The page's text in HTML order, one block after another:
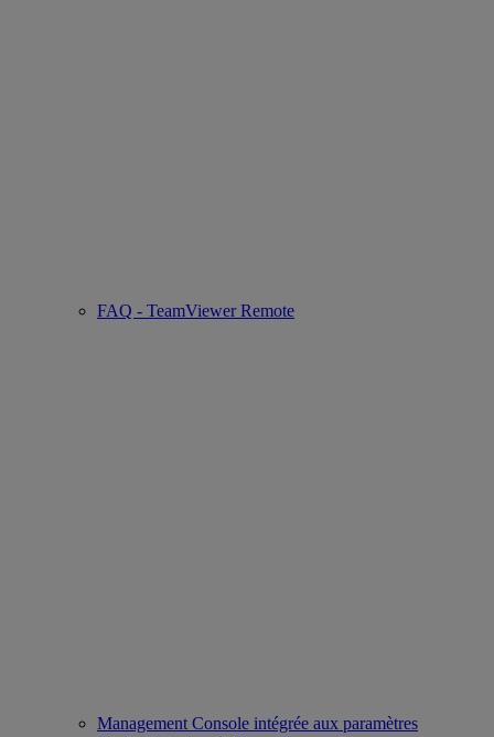
FAQ - TeamViewer Remote
Management Console intégrée aux paramètres